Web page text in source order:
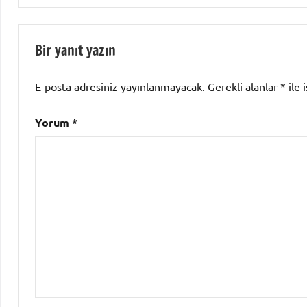
Bir yanıt yazın
E-posta adresiniz yayınlanmayacak. Gerekli alanlar * ile
Yorum *